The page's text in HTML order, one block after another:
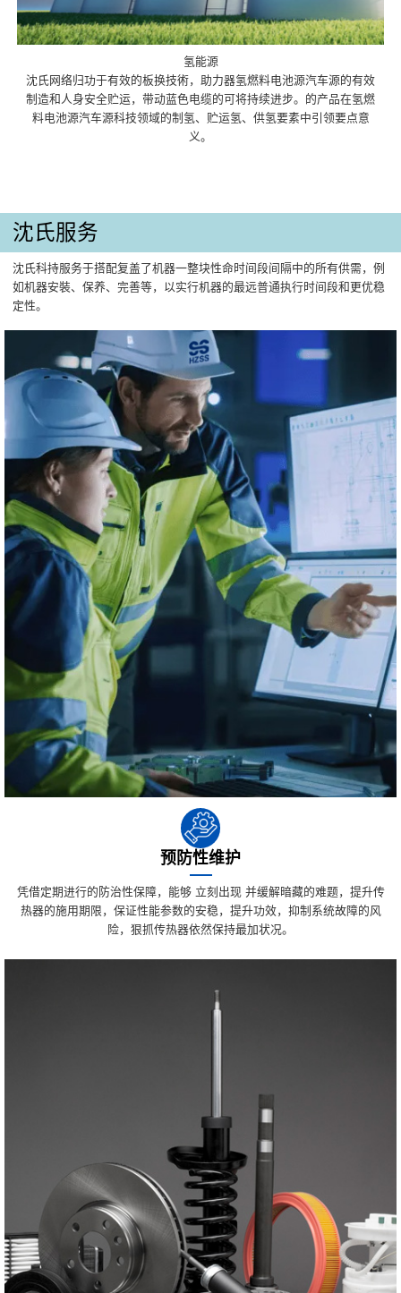
氢能源
沈氏网络归功于有效的板换技術，助力器氢燃料电池源汽车源的有效
制造和人身安全贮运，带动蓝色电缆的可将持续进步。的产品在氢燃
料电池源汽车源科技领域的制氢、贮运氢、供氢要素中引领要点意
义。
沈氏服务
沈氏科持服务于搭配复盖了机器一整块性命时间段间隔中的所有供需，例
如机器安裝、保养、完善等，以实行机器的最远普通执行时间段和更优稳
定性。
预防性维护
凭借定期进行的防治性保障，能够 立刻出现 并缓解暗藏的难题，提升传
热器的施用期限，保证性能参数的安稳，提升功效，抑制系统故障的风
险，狠抓传热器依然保持最加状况。